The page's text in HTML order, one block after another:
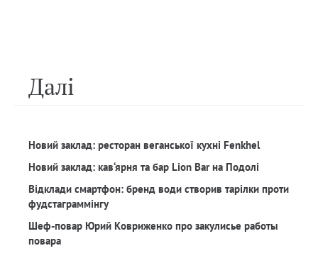
Далi
Новий заклад: ресторан веганської кухні Fenkhel
Новий заклад: кав‘ярня та бар Lion Bar на Подолі
Відклади смартфон: бренд води створив тарілки проти
фудстаграммінгу
Шеф-повар Юрий Ковриженко про закулисье работы
повара